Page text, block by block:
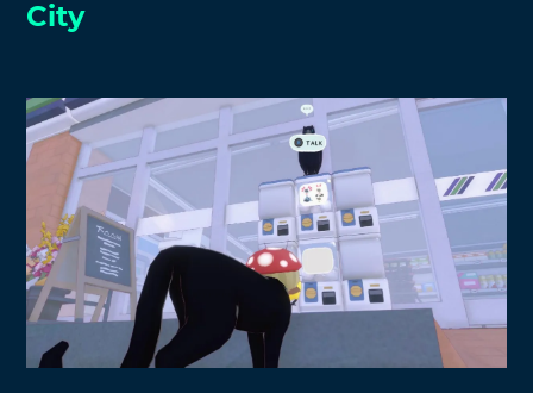
City